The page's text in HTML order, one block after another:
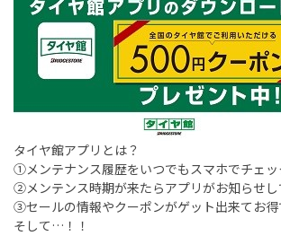
タイヤ館アプリとは？
①メンテナンス履歴をいつでもスマホでチェッ
②メンテンス時期が来たらアプリがお知らせし
③セールの情報やクーポンがゲット出来てお得
そして…！！